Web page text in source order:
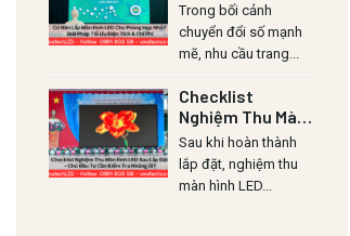
Phòng Họp Nhỏ?
Giải Pháp Tối Ưu
Diện Tích & Chi
Phí
Trong bối cảnh
chuyển đổi số mạnh
mẽ, nhu cầu trang...
Checklist
Nghiệm Thu Màn
Hình LED Sau Lắp
Đặt – Chủ Đầu Tư
Cần Kiểm Tra
Sau khi hoàn thành
lắp đặt, nghiệm thu
màn hình LED...